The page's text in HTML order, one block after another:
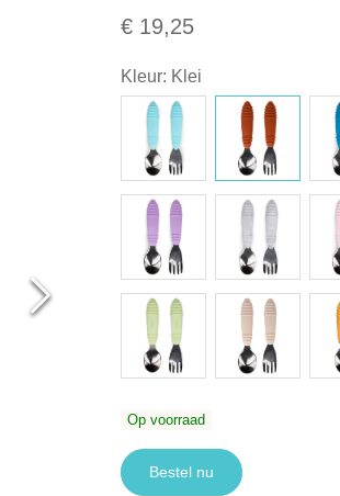
€ 19,25
Kleur: Klei
Op voorraad
Bestel nu